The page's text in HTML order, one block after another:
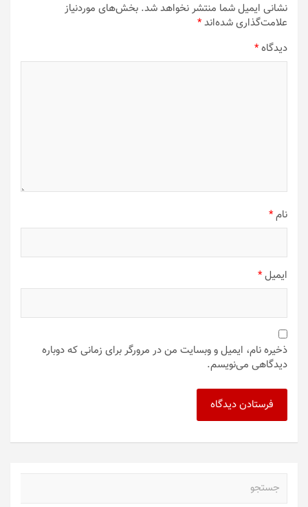
نشانی ایمیل شما منتشر نخواهد شد. بخش‌های موردنیاز
علامت‌گذاری شده‌اند*
دیدگاه*
نام*
ایمیل*
ذخیره نام، ایمیل و وبسایت من در مرورگر برای زمانی که دوباره
دیدگاهی می‌نویسم.